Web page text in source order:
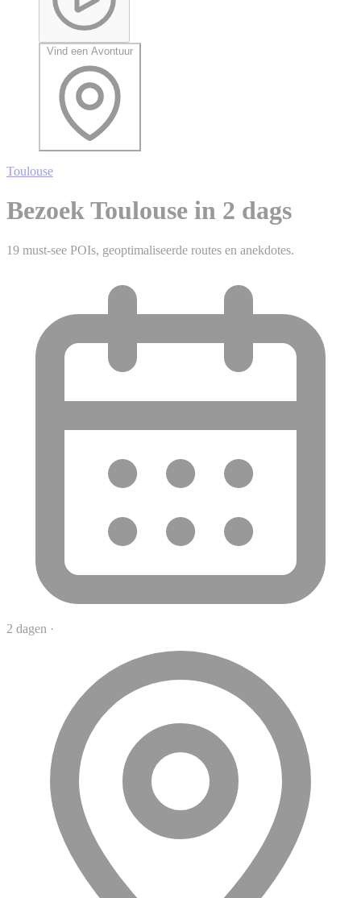
Vind een Avontuur
Toulouse
Bezoek Toulouse in 2 dags
19 must-see POIs, geoptimaliseerde routes en anekdotes.
2 dagen ·